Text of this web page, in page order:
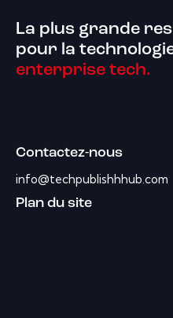
La plus grande
pour la
enterprise tech.
Contactez-nous
info@techpublishhhub.com
Plan du site